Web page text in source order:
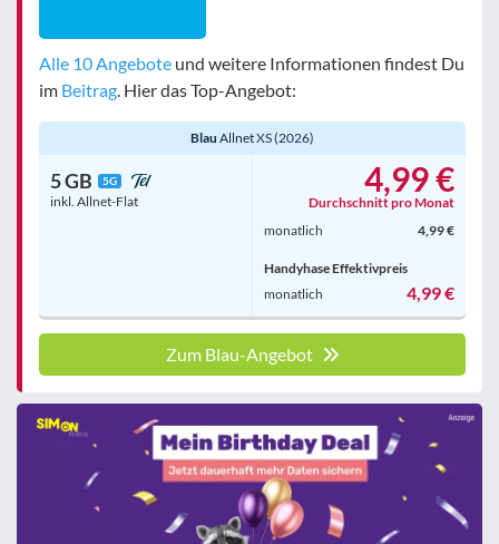
Alle 10 Angebote und weitere Informationen findest Du
im Beitrag . Hier das Top-Angebot:
Blau Allnet XS (2026)
5 GB 5G
inkl. Allnet-Flat
4,99 €
Durchschnitt pro Monat
monatlich
4,99 €
Handyhase Effektivpreis
monatlich
4,99 €
Zum Blau-Angebot